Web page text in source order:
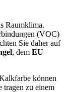
Raumklima.
(VOC)
Sie daher auf
, dem EU
können
tragen zu einem